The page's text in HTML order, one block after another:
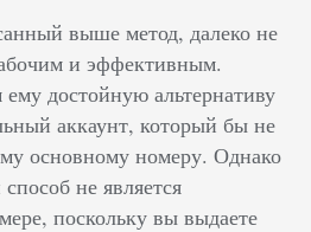
выше метод, далеко не
и эффективным.
достойную альтернативу
аккаунт, который бы не
основному номеру. Однако
не является
поскольку вы выдаете